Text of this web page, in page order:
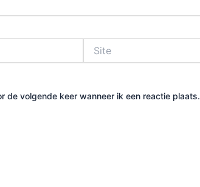
de volgende keer wanneer ik een reactie plaats.